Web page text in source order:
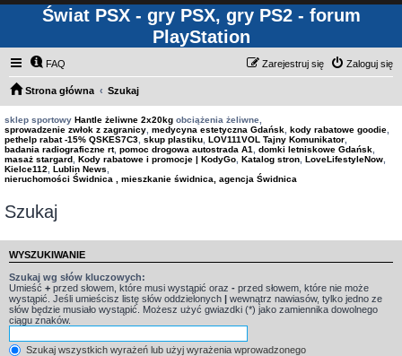
Świat PSX - gry PSX, gry PS2 - forum
PlayStation
FAQ Zaloguj się
Zarejestruj się
Strona główna Szukaj
sklep sportowy Hantle żeliwne 2x20kg obciążenia żeliwne,
sprowadzenie zwłok z zagranicy medycyna estetyczna Gdańsk kody rabatowe goodie
pethelp rabat -15% QSKES7C3 skup plastiku LOV111VOL Tajny Komunikator
badania radiograficzne rt, pomoc drogowa autostrada A1 domki letniskowe Gdańsk
masaż stargard Kody rabatowe i promocje | KodyGo Katalog stron LoveLifestyleNow
Kielce112
Lublin News
nieruchomości Świdnica , mieszkanie świdnica, agencja Świdnica
Szukaj
WYSZUKIWANIE
Szukaj wg słów kluczowych:
Umieść + przed słowem, które musi wystąpić oraz - przed słowem, które nie może
wystąpić. Jeśli umieścisz listę słów oddzielonych | wewnątrz nawiasów, tylko jedno ze
słów będzie musiało wystąpić. Możesz użyć gwiazdki (*) jako zamiennika dowolnego
ciągu znaków.
Szukaj wszystkich wyrażeń lub użyj wyrażenia wprowadzonego